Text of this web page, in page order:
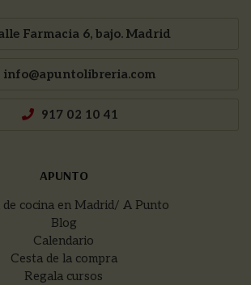
Farmacia 6, bajo. Madrid
info@apuntolibreria.com
917 02 10 41
APUNTO
de cocina en Madrid/ A Punto
Blog
Calendario
Cesta de la compra
Regala cursos